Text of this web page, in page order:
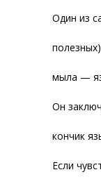
Один из
мыла —
Он
кончик
Если